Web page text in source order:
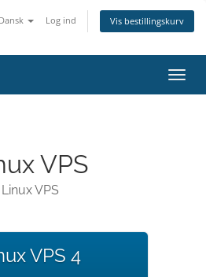
Dansk Log ind Vis bestillingskurv
Skift
VPS
Linux VPS
VPS 4